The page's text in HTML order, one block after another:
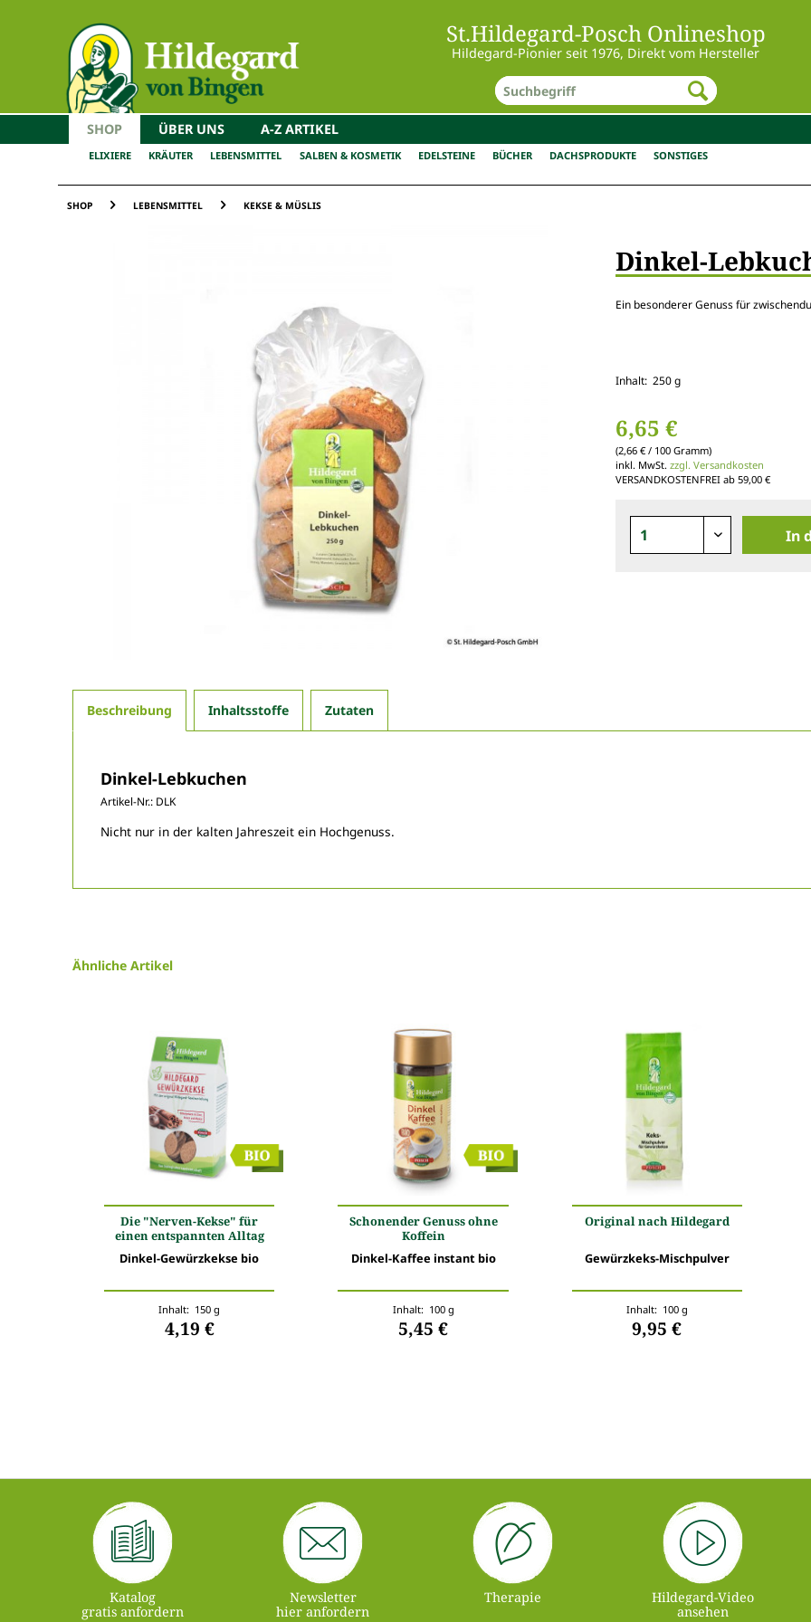
St.Hildegard-Posch Onlineshop
Hildegard-Pionier seit 1976, Direkt vom Hersteller
SHOP ÜBER UNS A-Z ARTIKEL
ELIXIERE KRÄUTER LEBENSMITTEL SALBEN & KOSMETIK EDELSTEINE BÜCHER DACHSPRODUKTE SONSTIGES
SHOP LEBENSMITTEL KEKSE & MÜSLIS
Dinkel-
Ein besonderer Genuss für
Inhalt: 250 g
6,65 €
(2,66 € / 100 Gramm)
inkl. MwSt. zzgl. Versandkosten
VERSANDKOSTENFREI ab 59,00 €
In
Beschreibung Inhaltsstoffe Zutaten
Dinkel-Lebkuchen
Artikel-Nr.: DLK
Nicht nur in der kalten Jahreszeit ein Hochgenuss.
Ähnliche Artikel
Die "Nerven-Kekse" für
einen entspannten Alltag
Dinkel-Gewürzkekse bio
Inhalt: 150 g
4,19 €
Schonender Genuss ohne
Koffein
Dinkel-Kaffee instant bio
Inhalt: 100 g
5,45 €
Original nach Hildegard
Gewürzkeks-Mischpulver
Inhalt: 100 g
9,95 €
Katalog
gratis anfordern
Newsletter
hier anfordern
Therapie
Hildegard-Video
ansehen